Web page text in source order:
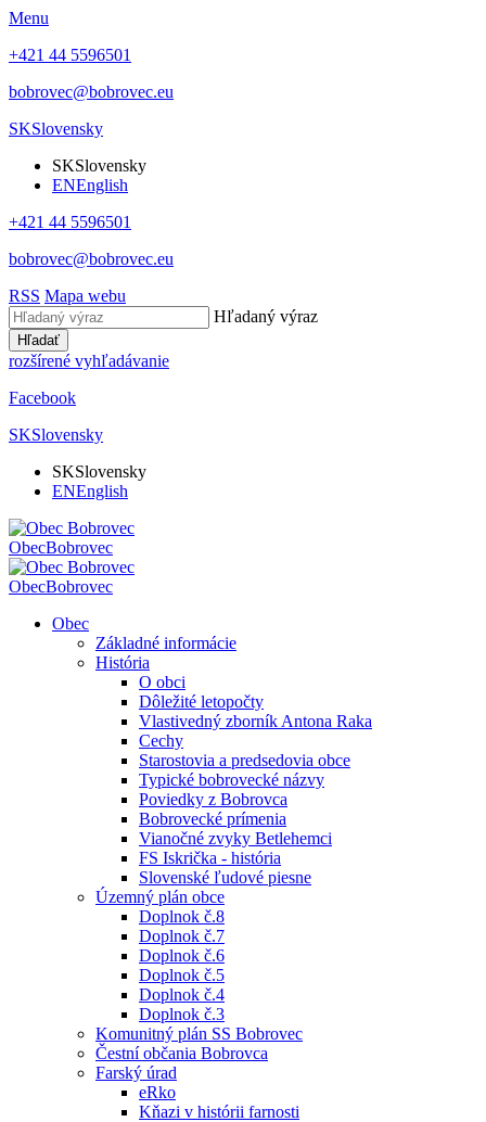
Menu
+421 44 5596501
bobrovec@bobrovec.eu
SKSlovensky
SKSlovensky
ENEnglish
+421 44 5596501
bobrovec@bobrovec.eu
RSS Mapa webu
Hľadaný výraz
Hľadať
rozšírené vyhľadávanie
Facebook
SKSlovensky
SKSlovensky
ENEnglish
ObecBobrovec
ObecBobrovec
Obec
Základné informácie
História
O obci
Dôležité letopočty
Vlastivedný zborník Antona Raka
Cechy
Starostovia a predsedovia obce
Typické bobrovecké názvy
Poviedky z Bobrovca
Bobrovecké prímenia
Vianočné zvyky Betlehemci
FS Iskrička - história
Slovenské ľudové piesne
Územný plán obce
Doplnok č.8
Doplnok č.7
Doplnok č.6
Doplnok č.5
Doplnok č.4
Doplnok č.3
Komunitný plán SS Bobrovec
Čestní občania Bobrovca
Farský úrad
eRko
Kňazi v histórii farnosti